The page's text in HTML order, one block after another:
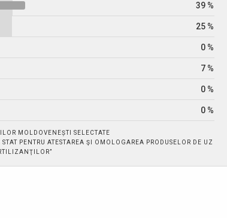
39 %
25 %
0 %
7 %
0 %
0 %
MOLDOVENEȘTI SELECTATE
STAT PENTRU ATESTAREA ŞI OMOLOGAREA PRODUSELOR DE UZ